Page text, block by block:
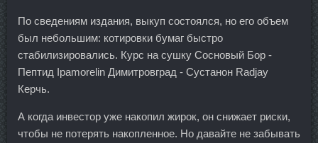
По сведениям издания, выкуп состоялся, но его объем
был небольшим: котировки бумаг быстро
стабилизировались. Курс на сушку Сосновый Бор -
Пептид Ipamorelin Димитровград - Сустанон Radjay
Керчь.
А когда инвестор уже накопил жирок, он снижает риски,
чтобы не потерять накопленное. Но давайте не забывать